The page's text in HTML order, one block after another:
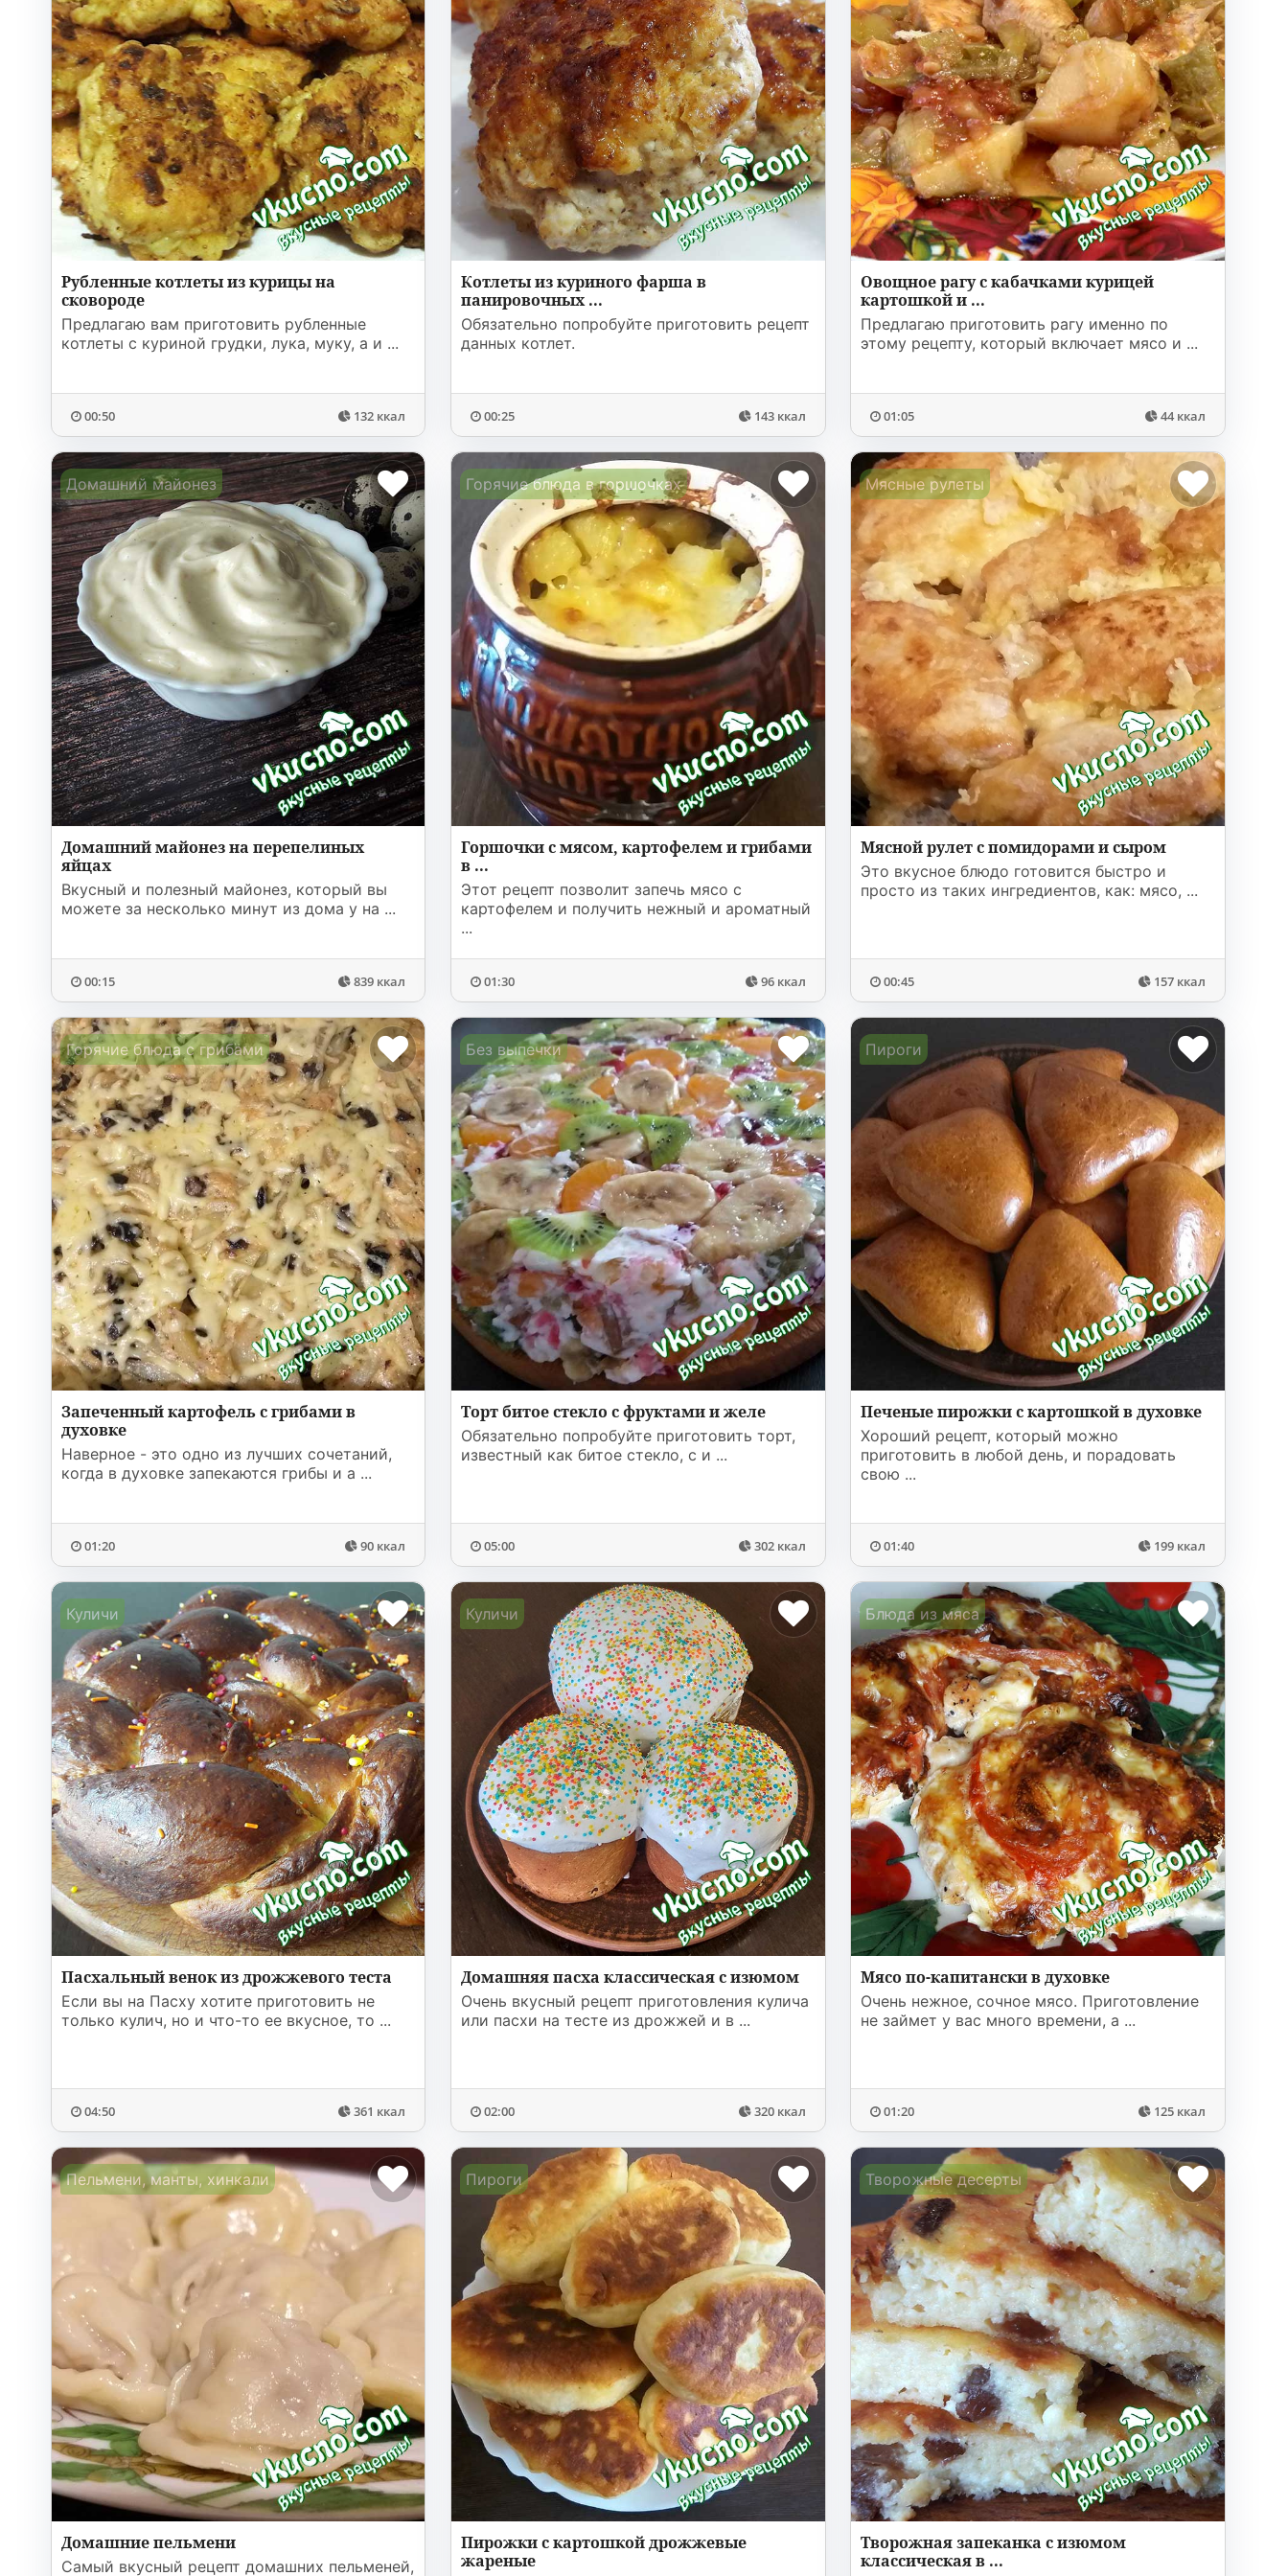
Рубленные котлеты из курицы на
сковороде
Предлагаю вам приготовить рубленные
котлеты с куриной грудки, лука, муку, а и ...
00:50 132 ккал
Котлеты из куриного фарша в
панировочных ...
Обязательно попробуйте приготовить рецепт
данных котлет.
00:25 143 ккал
Овощное рагу с кабачками курицей
картошкой и ...
Предлагаю приготовить рагу именно по
этому рецепту, который включает мясо и ...
01:05 44 ккал
Домашний майонез
Домашний майонез на перепелиных
яйцах
Вкусный и полезный майонез, который вы
можете за несколько минут из дома у на ...
00:15 839 ккал
Горячие блюда в горшочках
Горшочки с мясом, картофелем и грибами
в ...
Этот рецепт позволит запечь мясо с
картофелем и получить нежный и ароматный
...
01:30 96 ккал
Мясные рулеты
Мясной рулет с помидорами и сыром
Это вкусное блюдо готовится быстро и
просто из таких ингредиентов, как: мясо, ...
00:45 157 ккал
Горячие блюда с грибами
Запеченный картофель с грибами в
духовке
Наверное - это одно из лучших сочетаний,
когда в духовке запекаются грибы и а ...
01:20 90 ккал
Без выпечки
Торт битое стекло с фруктами и желе
Обязательно попробуйте приготовить торт,
известный как битое стекло, с и ...
05:00 302 ккал
Пироги
Печеные пирожки с картошкой в духовке
Хороший рецепт, который можно
приготовить в любой день, и порадовать
свою ...
01:40 199 ккал
Куличи
Пасхальный венок из дрожжевого теста
Если вы на Пасху хотите приготовить не
только кулич, но и что-то ее вкусное, то ...
04:50 361 ккал
Куличи
Домашняя пасха классическая с изюмом
Очень вкусный рецепт приготовления кулича
или пасхи на тесте из дрожжей и в ...
02:00 320 ккал
Блюда из мяса
Мясо по-капитански в духовке
Очень нежное, сочное мясо. Приготовление
не займет у вас много времени, а ...
01:20 125 ккал
Пельмени, манты, хинкали
Домашние пельмени
Самый вкусный рецепт домашних пельменей,
Пироги
Пирожки с картошкой дрожжевые
жареные
Творожные десерты
Творожная запеканка с изюмом
классическая в ...